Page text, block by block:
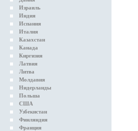
Израиль
Индия
Испания
Италия
Казахстан
Канада
Киргизия
Латвия
Литва
Молдавия
Нидерланды
Польша
США
Узбекистан
Финляндия
Франция